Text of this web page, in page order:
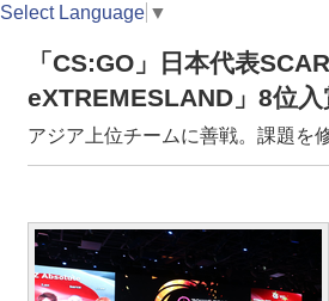
Select Language ▼
「CS:GO」日本代表
eXTREMESLAND」8位入
アジア上位チームに善戦。課題を